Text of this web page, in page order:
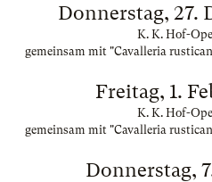
Donnerstag, 27.
K. K. Hof-
gemeinsam mit "Cavalleria
Freitag, 1.
K. K. Hof-
gemeinsam mit "Cavalleria
Donnerstag,